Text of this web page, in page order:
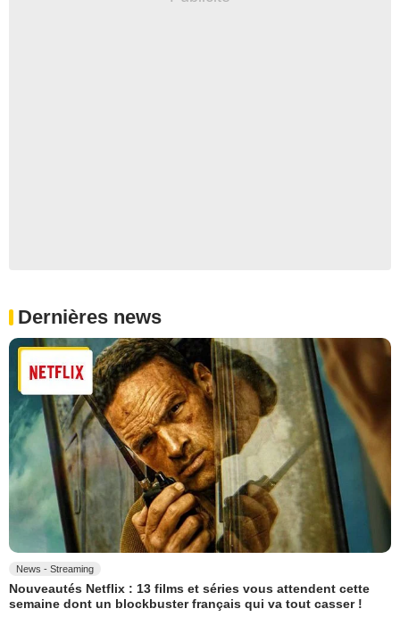
Dernières news
News - Streaming
Nouveautés Netflix : 13 films et séries vous attendent cette
semaine dont un blockbuster français qui va tout casser !